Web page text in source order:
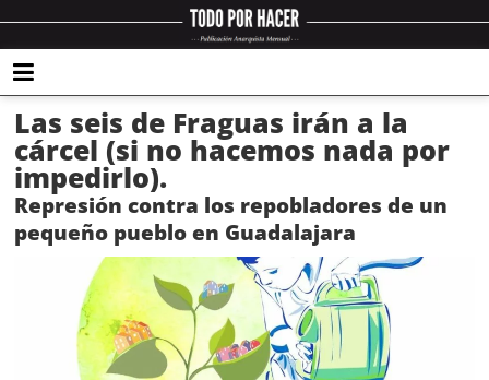
Las seis de Fraguas irán a la
cárcel (si no hacemos nada por
impedirlo).
Represión contra los repobladores de un
pequeño pueblo en Guadalajara